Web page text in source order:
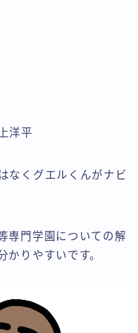
洋平
なくグエルくんがナビ
専門学園についての解
かりやすいです。